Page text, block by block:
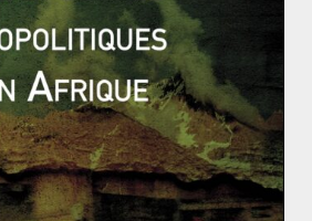
du fait de l’attitude
le match est finalement
sur le score de 12,5 à 8,5.
fois depuis 24 ans, le titre de
échappe à un Soviétique,
le milieu échiquéen. Au-delà de
sur la scène internationale, il
symbolique des États-Unis en